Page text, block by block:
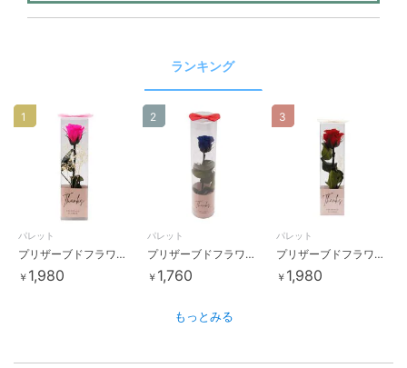
ランキング
パレット
プリザーブドフラワー バラ１本クリアケース入り（スクエア）ブライトピンク
￥ 1,980
1
パレット
プリザーブドフラワー バラ１本クリアケース入り ロイヤルブルー
￥ 1,760
2
パレット
プリザーブドフラワー バラ１本クリアケース入り（スクエア）レッド
￥ 1,980
3
もっとみる